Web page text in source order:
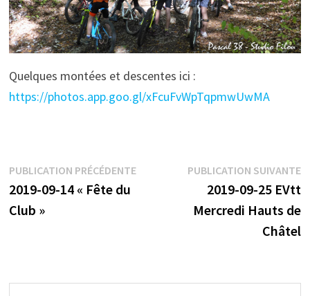
Quelques montées et descentes ici :
https://photos.app.goo.gl/xFcuFvWpTqpmwUwMA
Navigation
de
PUBLICATION PRÉCÉDENTEPublication
2019-09-14 « Fête du
Club »
PUBLICATION SUIVANTE
2019-09-25 EVtt
Mercredi Hauts de
Châtel